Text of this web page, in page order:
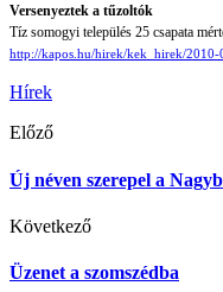
Versenyeztek a tűzoltók
Tíz somogyi település 25 csapata
http://kapos.hu/hirek/kek_hirek/
Hírek
Előző
Új néven szerepel a
Következő
Üzenet a szomszédba